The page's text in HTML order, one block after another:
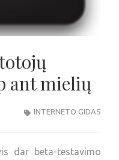
ant mielių
INTERNETO GIDAS
dar beta-testavimo